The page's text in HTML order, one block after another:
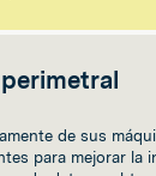
de sus
para mejorar la